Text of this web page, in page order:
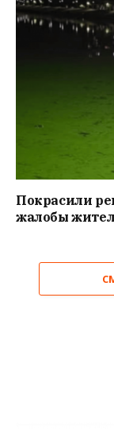
Покрасили
жалобы